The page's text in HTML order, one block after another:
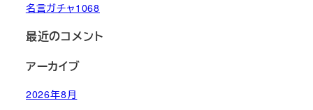
名言ガチャ1068
最近のコメント
アーカイブ
2026年8月